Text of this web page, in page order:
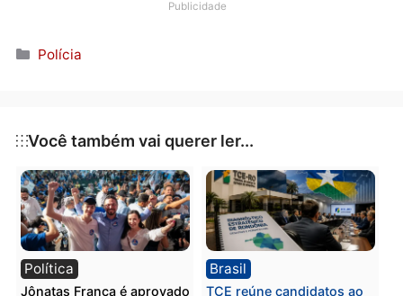
vizinhos acionaram a Polícia Militar que ao chegar
flagrante e a perícia fez os trabalhos necessários. O
Categorias
Polícia